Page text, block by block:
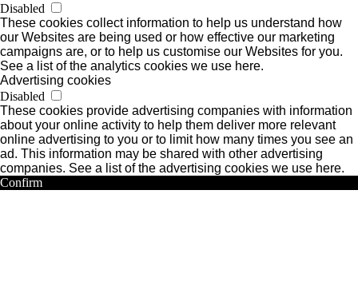
Disabled
These cookies collect information to help us understand how
our Websites are being used or how effective our marketing
campaigns are, or to help us customise our Websites for you.
See a list of the analytics cookies we use here.
Advertising cookies
Disabled
These cookies provide advertising companies with information
about your online activity to help them deliver more relevant
online advertising to you or to limit how many times you see an
ad. This information may be shared with other advertising
companies. See a list of the advertising cookies we use here.
Confirm